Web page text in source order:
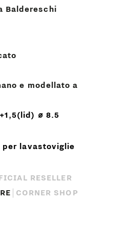
Baldereschi
e modellato a
⌀ 8.5
lavastoviglie
RESELLER
CORNER SHOP